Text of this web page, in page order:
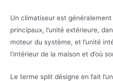
Un climatiseur est
principaux, l’unité extérieure,
moteur du système, et l’unité
l’intérieur de la maison et d’où
Le terme split désigne en fait